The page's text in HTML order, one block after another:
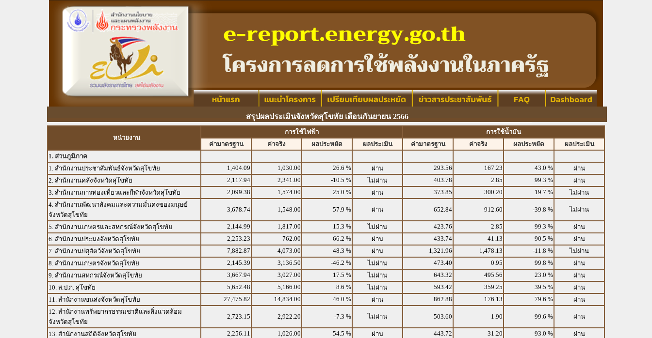
สรุปผลประเมินจังหวัดสุโขทัย เดือนกันยายน 2566
หน่วยงาน
การใช้ไฟฟ้า
การใช้น้ำมัน
ค่ามาตรฐาน
ค่าจริง ผลประหยัด ผลประเมิน ค่ามาตรฐาน ค่าจริง ผลประหยัด
ผลประเมิน
1. ส่วนภูมิภาค
1. สำนักงานประชาสัมพันธ์จังหวัดสุโขทัย
1,404.09 1,030.00 26.6 % ผ่าน 293.56 167.23 43.0 %
ผ่าน
2. สำนักงานคลังจังหวัดสุโขทัย
2,117.94 2,341.00 -10.5 % ไม่ผ่าน 403.78 2.85 99.3 %
ผ่าน
3. สำนักงานการท่องเที่ยวและกีฬาจังหวัดสุโขทัย
2,099.38 1,574.00 25.0 % ผ่าน 373.85 300.20 19.7 %
ไม่ผ่าน
4. สำนักงานพัฒนาสังคมและความมั่นคงของมนุษย์
จังหวัดสุโขทัย
3,678.74 1,548.00 57.9 % ผ่าน 652.84 912.60 -39.8 % ไม่ผ่าน
5. สำนักงานเกษตรและสหกรณ์จังหวัดสุโขทัย 2,144.99 1,817.00 15.3 % ไม่ผ่าน 423.76 2.85 99.3 %
ผ่าน
6. สำนักงานประมงจังหวัดสุโขทัย
2,253.23 762.00 66.2 % ผ่าน 433.74 41.13 90.5 %
ผ่าน
7. สำนักงานปศุสัตว์จังหวัดสุโขทัย
7,882.87 4,073.00 48.3 % ผ่าน 1,321.96 1,478.13 -11.8 %
ไม่ผ่าน
8. สำนักงานเกษตรจังหวัดสุโขทัย
2,145.39 3,136.50 -46.2 % ไม่ผ่าน 473.40 0.95 99.8 %
ผ่าน
9. สำนักงานสหกรณ์จังหวัดสุโขทัย
3,667.94 3,027.00 17.5 % ไม่ผ่าน 643.32 495.56 23.0 %
ผ่าน
10. ส.ป.ก. สุโขทัย
5,652.48 5,166.00 8.6 % ไม่ผ่าน 593.42 359.25 39.5 %
ผ่าน
11. สำนักงานขนส่งจังหวัดสุโขทัย
27,475.82 14,834.00 46.0 % ผ่าน 862.88 176.13 79.6 %
ผ่าน
12. สำนักงานทรัพยากรธรรมชาติและสิ่งแวดล้อม
จังหวัดสุโขทัย
2,723.15 2,922.20 -7.3 % ไม่ผ่าน 503.60 1.90 99.6 % ผ่าน
13. สำนักงานสถิติจังหวัดสุโขทัย 2,256.11 1,026.00 54.5 % ผ่าน 443.72 31.20 93.0 %
ผ่าน